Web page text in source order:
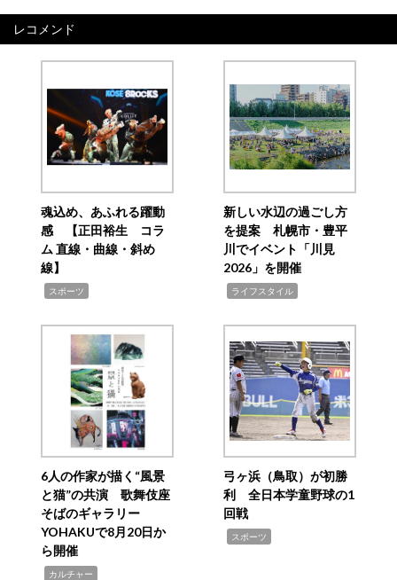
レコメンド
魂込め、あふれる躍動
感 【正田裕生 コラ
ム 直線・曲線・斜め
線】
スポーツ
新しい水辺の過ごし方
を提案 札幌市・豊平
川でイベント「川見
2026」を開催
ライフスタイル
6人の作家が描く“風景
と猫”の共演 歌舞伎座
そばのギャラリー
YOHAKUで8月20日か
ら開催
カルチャー
弓ヶ浜（鳥取）が初勝
利 全日本学童野球の1
回戦
スポーツ